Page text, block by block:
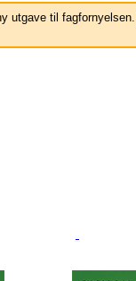
utgave til fagfornyelsen.